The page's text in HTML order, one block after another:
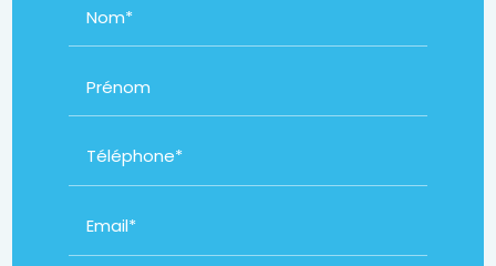
Nom*
Prénom
Téléphone*
Email*